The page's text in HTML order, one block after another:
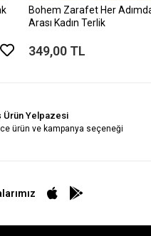
Bohem Zarafet Her
Arası Kadın Terlik
349,00 TL
Ürün Yelpazesi
ürün ve kampanya seçeneği